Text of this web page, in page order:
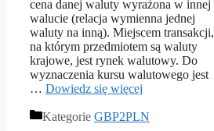
cena danej waluty wyrażona w innej
walucie (relacja wymienna jednej
waluty na inną). Miejscem transakcji,
na którym przedmiotem są waluty
krajowe, jest rynek walutowy. Do
wyznaczenia kursu walutowego jest
… Dowiedz się więcej
Kategorie GBP2PLN